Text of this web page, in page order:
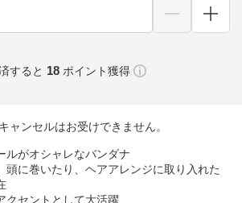
すると 18 ポイント獲得
ャンセルはお受けできません。
ルがオシャレなバンダナ
頭に巻いたり、ヘアアレンジに取り入れた
クセントとして大活躍